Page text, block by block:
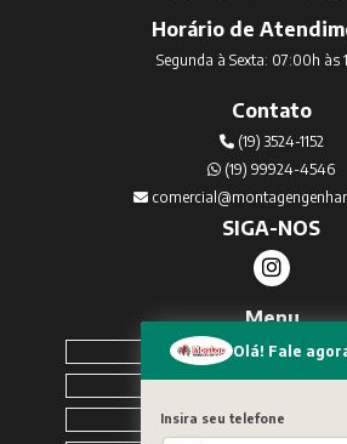
Horário de
Segunda à Sexta: 07:00h às
Contato
(19) 3524-1152
(19) 99924-4546
SIGA-NOS
Menu
Home
Sobre Nós
Serviços
Olá! Fale
Insira seu telefone